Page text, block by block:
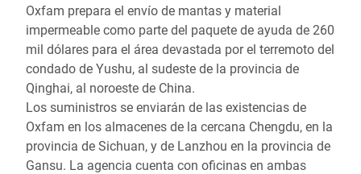
la
navegación
Oxfam prepara el envío de mantas y material
impermeable como parte del paquete de ayuda de 260
mil dólares para el área devastada por el terremoto del
condado de Yushu, al sudeste de la provincia de
Qinghai, al noroeste de China.
Los suministros se enviarán de las existencias de
Oxfam en los almacenes de la cercana Chengdu, en la
provincia de Sichuan, y de Lanzhou en la provincia de
Gansu. La agencia cuenta con oficinas en ambas